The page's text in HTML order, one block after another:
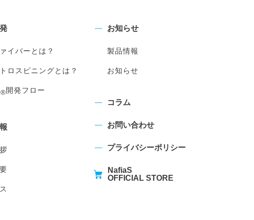
イバーとは？
ロスピニングとは？
®開発フロー
お知らせ
製品情報
お知らせ
コラム
お問い合わせ
プライバシーポリシー
NafiaS
OFFICIAL STORE